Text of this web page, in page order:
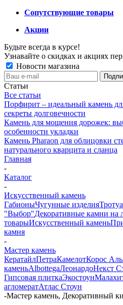
Сопутствующие товары
Акции
Будьте всегда в курсе!
Узнавайте о скидках и акциях
Новости магазина
Статьи
Все статьи
Порфирит – идеальный камень
секреты долговечности
Камень для мощения дорожек:
особенности укладки
Камень Pharaon для облицовки
натурального кварцита и сланца
Главная
-
Каталог
-
Искусственный камень
ГабионыЧугунные изделия
"Выбор"Декоративные камни на
товарыИскусственный камень
камня
-
Мастер камень
КератайлПетраКамелотКорос
каменьAlbottegaЛеонардоНекст
Гипсовая плиткаЭкостоун
агломератАтлас Стоун
-Мастер камень, Декоративный